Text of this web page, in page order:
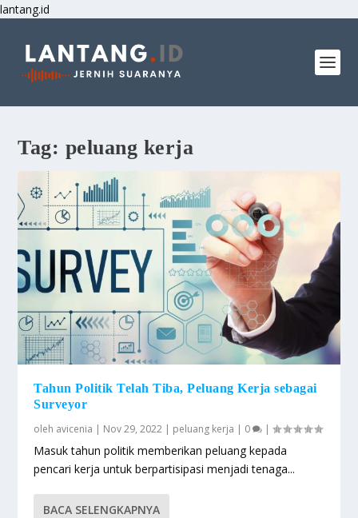
lantang.id
Tag: peluang kerja
Tahun Politik Telah Tiba, Peluang Kerja sebagai
Surveyor
oleh avicenia | Nov 29, 2022 | peluang kerja | 0 |
Masuk tahun politik memberikan peluang kepada
pencari kerja untuk berpartisipasi menjadi tenaga...
BACA SELENGKAPNYA